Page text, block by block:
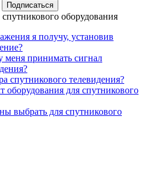
Подписаться
оборудования
я получу, установив
меня принимать сигнал
спутникового телевидения?
оборудования для спутникового
выбрать для спутникового